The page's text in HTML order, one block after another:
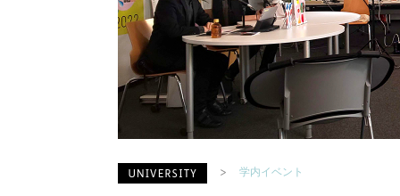
学内イベント